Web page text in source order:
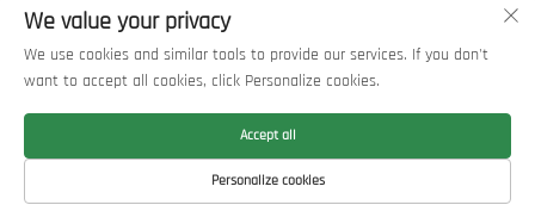
Всички права запазени © Sichuan Huaxi Trading Co., LTD —Политика
за поверителност
We value your privacy
We use cookies and similar tools to provide our services. If you don't
want to accept all cookies, click Personalize cookies.
Personalize cookies
Accept all